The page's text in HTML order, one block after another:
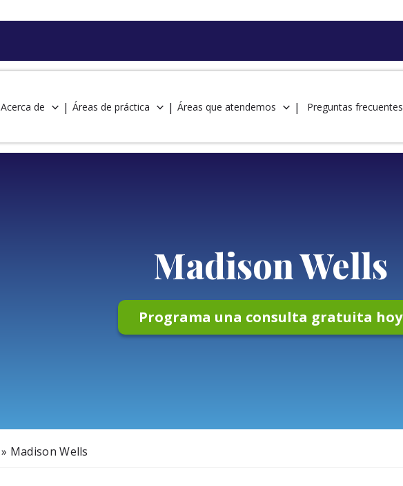
Acerca de Áreas de práctica Áreas que atendemos Preguntas frecuentes
Madison Wells
Programa una consulta gratuita hoy
» Madison Wells